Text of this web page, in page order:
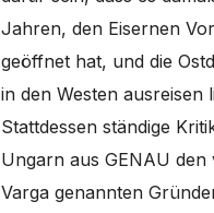
Jahren, den Eisernen
geöffnet hat, und die
in den Westen ausreisen
Stattdessen ständige
Ungarn aus GENAU den
Varga genannten